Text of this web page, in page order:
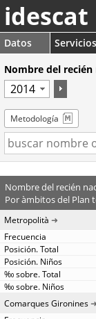
idescat
Datos Servicios
Nombre del
Metodología
Nombre del recién
Por àmbitos del Plan
Metropolità
Comarques Gironines